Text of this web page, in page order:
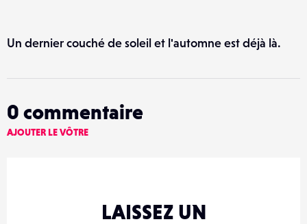
Un dernier couché de soleil et l'automne est déjà là.
0 commentaire
AJOUTER LE VÔTRE
LAISSEZ UN